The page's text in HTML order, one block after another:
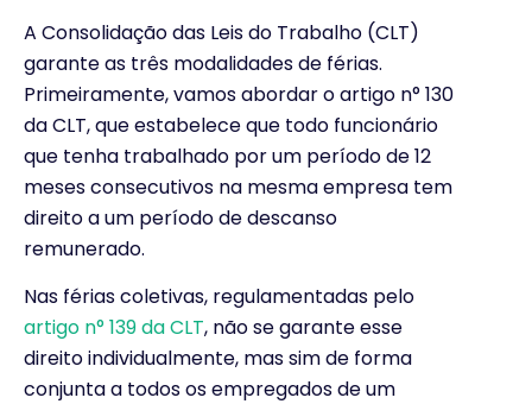
A Consolidação das Leis do Trabalho (CLT)
garante as três modalidades de férias.
Primeiramente, vamos abordar o artigo n° 130
da CLT, que estabelece que todo funcionário
que tenha trabalhado por um período de 12
meses consecutivos na mesma empresa tem
direito a um período de descanso
remunerado.
Nas férias coletivas, regulamentadas pelo
artigo n° 139 da CLT, não se garante esse
direito individualmente, mas sim de forma
conjunta a todos os empregados de um